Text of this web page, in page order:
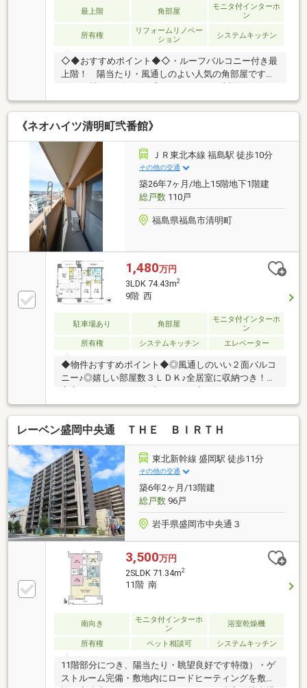
最上階 角部屋
モニタ付インターホ
ン
所有権
リフォームリノベー
ション
システムキッチン
◇◆おすすめポイント◆◇・ルーフバルコニー付き最
上階！ 陽当たり・風通しのよい人気の角部屋です
なので 家族団らんの時間も大切にできます。・2沿
線利用可能で、仙台の街中にも歩いて行ける♪ 楽天
球場もすぐなので、野球観戦も◎◇◆エリア情報
◆◇・西友宮城野原店：徒歩約3分・楽天モバイル 最
強パーク宮城：徒歩約7分・榴岡公園：徒歩約15分
◇◆そのほか各種ご相談承ります◆◇・住宅ローンの
お借入れ、銀行選びもフルサポートします♪・頭金0円
での購入も可能です♪ お客様に最適なご提案をさせ
て頂きます！
《ネオハイツ清明町弐番館》
ＪＲ東北本線 福島駅 徒歩10分
その他の交通
築26年7ヶ月/地上15階地下1階建
総戸数110戸
福島県福島市清明町
1,480万円
3LDK 74.43m2
9階 西
駐車場あり 角部屋
モニタ付インターホ
ン
所有権
システムキッチン エレベーター
◆物件おすすめポイント◆◎風通しのいい２面バルコ
ニー♪◎嬉しい部屋数３ＬＤＫ♪全居室に収納つき！◎
ベーションもワントップで完結！専任担当が希望条件
にぴったりのプランをご提案♪最短ルートで理想の住
まいをカタチにできます♪【当物件リフォームプラン
例】・キッチン・浴室など水回り4点リフォーム 190万
円～・フルリフォーム 490万円～◆LINEでもお問い合
わせ受付中♪ ID⇒@e-concept_2住宅購入に関する不
安やご要望には、不動産経験豊富な当社スタッフが対
応いたします！
レーベン盛岡中央通 ＴＨＥ ＢＩＲＴＨ
東北新幹線 盛岡駅 徒歩11分
その他の交通
築6年2ヶ月/13階建
総戸数96戸
岩手県盛岡市中央通３
3,500万円
2SLDK 71.34m2
11階 南
南向き
モニタ付インターホ
ン
浴室乾燥機
所有権 ペット相談可 システムキッチン
11階部分につき、陽当たり・眺望良好です特徴）・ゲ
ストルーム完備・敷地内にロードヒーティングを敷